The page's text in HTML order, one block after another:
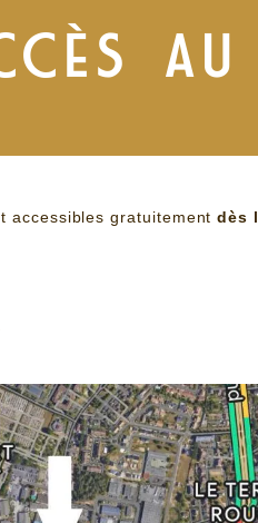
accessibles gratuitementdès